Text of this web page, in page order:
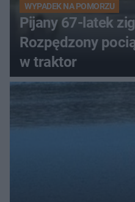
WYPADEK NA POMORZU
Pijany 67-latek
Rozpędzony
w traktor